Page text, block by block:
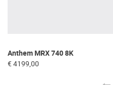
Anthem MRX 740 8K
€ 4199,00